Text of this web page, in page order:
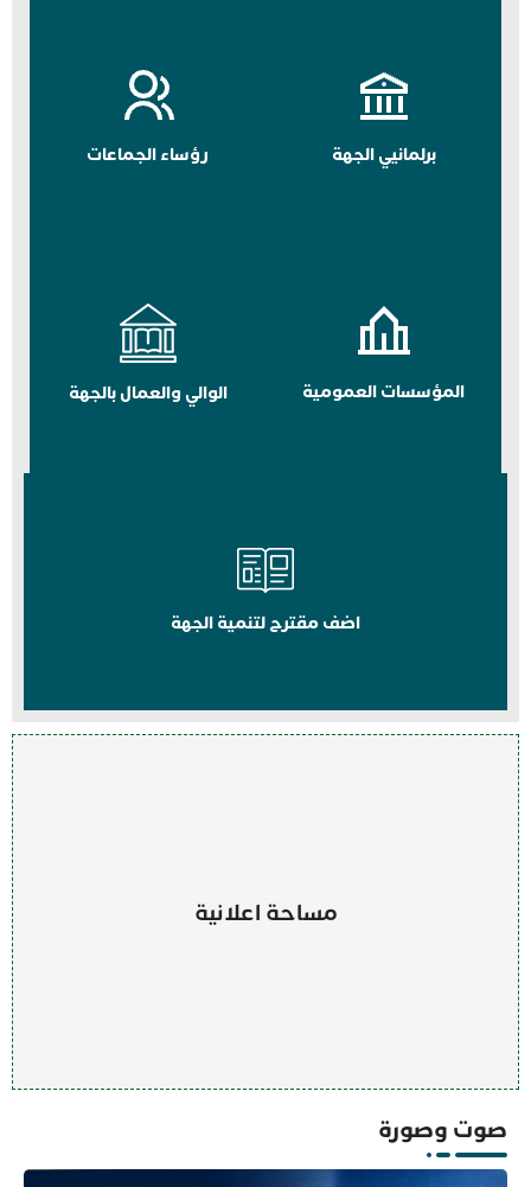
برلمانيي الجهة رؤساء الجماعات
المؤسسات العمومية الوالي والعمال بالجهة
اضف مقترح لتنمية الجهة
مساحة اعلانية
صوت وصورة